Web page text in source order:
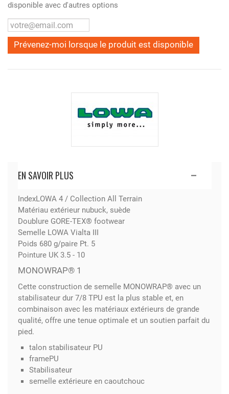
disponible avec d'autres options
Prévenez-moi lorsque le produit est disponible
EN SAVOIR PLUS
IndexLOWA 4 / Collection All Terrain
Matériau extérieur nubuck, suède
Doublure GORE-TEX® footwear
Semelle LOWA Vialta III
Poids 680 g/paire Pt. 5
Pointure UK 3.5 - 10
MONOWRAP® 1
Cette construction de semelle MONOWRAP® avec un
stabilisateur dur 7/8 TPU est la plus stable et, en
combinaison avec les matériaux extérieurs de grande
qualité, offre une tenue optimale et un soutien parfait du
pied.
talon stabilisateur PU
framePU
Stabilisateur
semelle extérieure en caoutchouc